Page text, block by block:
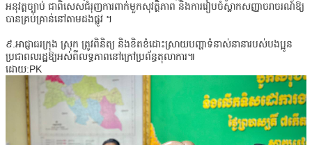
អនុវត្តច្បាប់ ជាពិសេសជំរុញការពាក់មួកសុវត្ថិភាព និងការរៀបចំស្លាកសញ្ញាចរាចរណ៍ឱ្យ
បានគ្រប់គ្រាន់នៅតាមដងផ្លូវ ។
៩.អាជ្ញាធរក្រុង ស្រុក ត្រូវពិនិត្យ និងខិតខំដោះស្រាយបញ្ហាទំនាស់នានារបស់បងប្អូន
ប្រជាពលរដ្ឋឱ្យអស់ពីលទ្ធភាពនៅក្រៅប្រព័ន្ធតុលាការ៕
ដោយ:PK